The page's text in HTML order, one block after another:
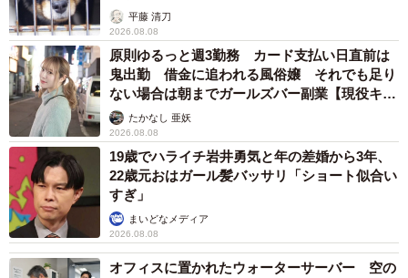
平藤 清刀
2026.08.08
原則ゆるっと週3勤務 カード支払い日直前は
鬼出勤 借金に追われる風俗嬢 それでも足り
ない場合は朝までガールズバー副業【現役キャ
ストに取材】
たかなし 亜妖
2026.08.08
19歳でハライチ岩井勇気と年の差婚から3年、
22歳元おはガール髪バッサリ「ショート似合い
すぎ」
まいどなメディア
2026.08.08
オフィスに置かれたウォーターサーバー 空の